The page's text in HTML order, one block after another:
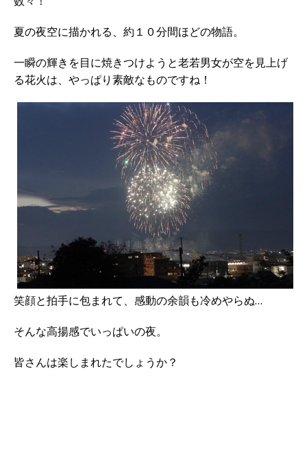
夏の夜空に描かれる、約１０分間ほどの物語。
一瞬の輝きを目に焼きつけようと老若男女が空を見上げ
る花火は、やっぱり素敵なものですね！
笑顔と拍手に包まれて、感動の余韻も冷めやらぬ…
そんな高揚感でいっぱいの夜。
皆さんは楽しまれたでしょうか？